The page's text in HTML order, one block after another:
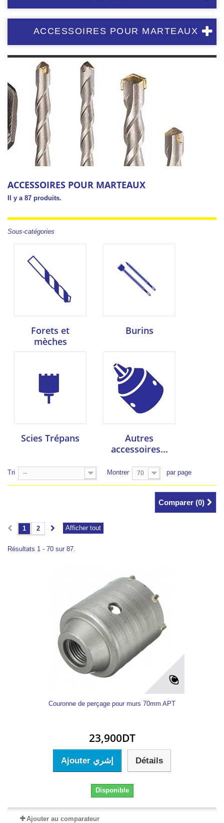
ACCESSOIRES POUR MARTEAUX
ACCESSOIRES POUR MARTEAUX
Il y a 87 produits.
Sous-catégories
Forets et
mèches
Burins
Scies Trépans
Autres
accessoires...
Tri -- Montrer 70 par page
Comparer (0)
Afficher tout
1 2
Résultats 1 - 70 sur 87.
Couronne de perçage pour murs 70mm APT
23,900DT
Ajouter إشري Détails
Disponible
Ajouter au comparateur